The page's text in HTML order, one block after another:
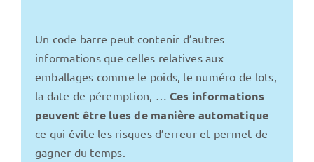
Un code barre peut contenir d’autres
informations que celles relatives aux
emballages comme le poids, le numéro de lots,
la date de péremption, … Ces informations
peuvent être lues de manière automatique
ce qui évite les risques d’erreur et permet de
gagner du temps.